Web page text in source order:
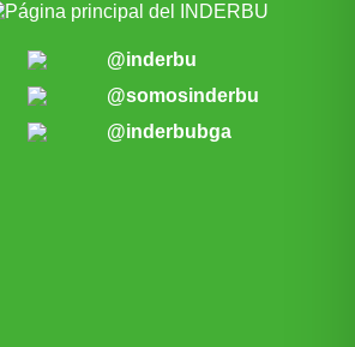
@inderbu
@somosinderbu
@inderbubga